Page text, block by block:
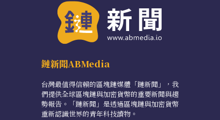
鏈新聞ABMedia
台灣最值得信賴的區塊鏈媒體「鏈新聞」，我
們提供全球區塊鏈與加密貨幣的重要新聞與趨
勢報告。「鏈新聞」是透過區塊鏈與加密貨幣
重新認識世界的青年科技讀物。